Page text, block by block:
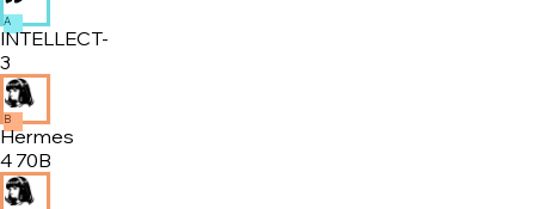
A
INTELLECT-
3
B
Hermes
4 70B